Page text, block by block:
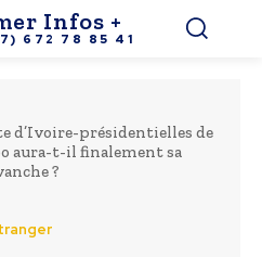
Infos +
672 78 85 41
d’Ivoire-présidentielles de
aura-t-il finalement sa
?